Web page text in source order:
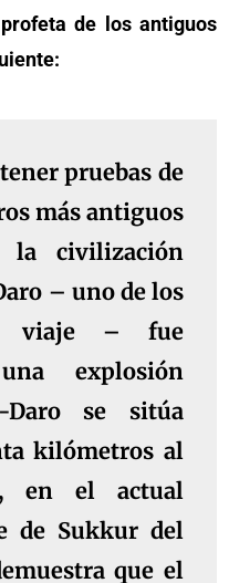
de los antiguos
pruebas de
más antiguos
civilización
– uno de los
viaje – fue
explosión
Daro se sitúa
kilómetros al
en el actual
de Sukkur del
que el